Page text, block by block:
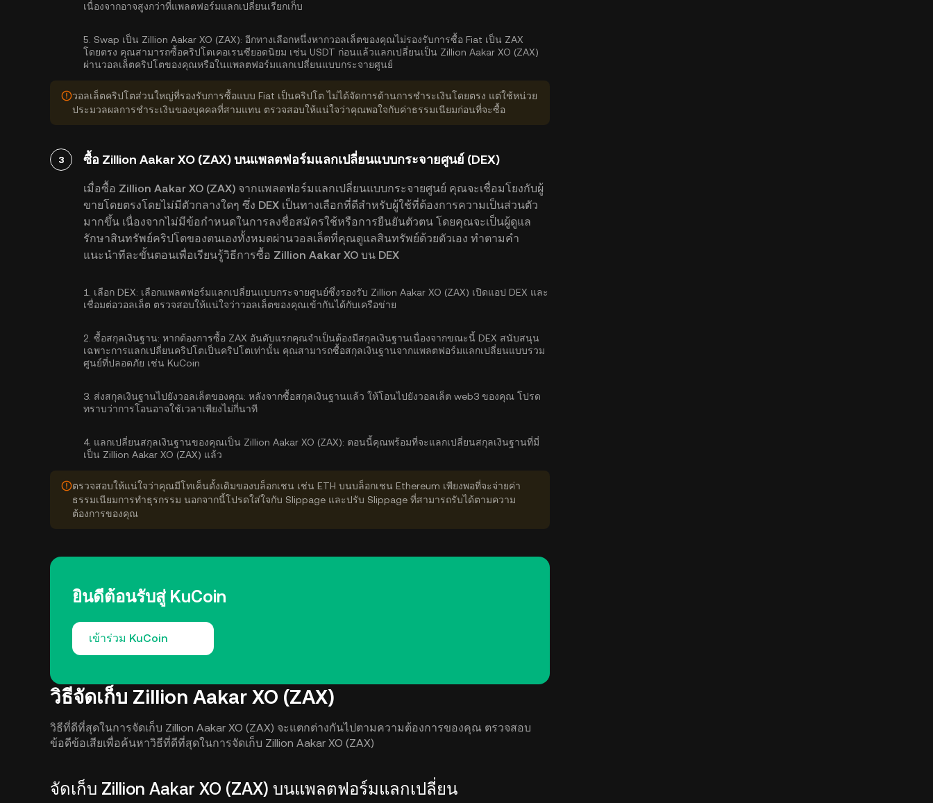
เนื่องจากอาจสูงกว่าที่แพลตฟอร์มแลกเปลี่ยนเรียกเก็บ
5. Swap เป็น Zillion Aakar XO (ZAX): อีกทางเลือกหนึ่งหากวอลเล็ตของคุณไม่รองรับการซื้อ Fiat เป็น ZAX
โดยตรง คุณสามารถซื้อคริปโตเคอเรนซียอดนิยม เช่น USDT ก่อนแล้วแลกเปลี่ยนเป็น Zillion Aakar XO (ZAX)
ผ่านวอลเล็ตคริปโตของคุณหรือในแพลตฟอร์มแลกเปลี่ยนแบบกระจายศูนย์
วอลเล็ตคริปโตส่วนใหญ่ที่รองรับการซื้อแบบ Fiat เป็นคริปโต ไม่ได้จัดการด้านการชำระเงินโดยตรง แต่ใช้หน่วย
ประมวลผลการชำระเงินของบุคคลที่สามแทน ตรวจสอบให้แน่ใจว่าคุณพอใจกับค่าธรรมเนียมก่อนที่จะซื้อ
3 ซื้อ Zillion Aakar XO (ZAX) บนแพลตฟอร์มแลกเปลี่ยนแบบกระจายศูนย์ (DEX)
เมื่อซื้อ Zillion Aakar XO (ZAX) จากแพลตฟอร์มแลกเปลี่ยนแบบกระจายศูนย์ คุณจะเชื่อมโยงกับผู้
ขายโดยตรงโดยไม่มีตัวกลางใดๆ ซึ่ง DEX เป็นทางเลือกที่ดีสำหรับผู้ใช้ที่ต้องการความเป็นส่วนตัว
มากขึ้น เนื่องจากไม่มีข้อกำหนดในการลงชื่อสมัครใช้หรือการยืนยันตัวตน โดยคุณจะเป็นผู้ดูแล
รักษาสินทรัพย์คริปโตของตนเองทั้งหมดผ่านวอลเล็ตที่คุณดูแลสินทรัพย์ด้วยตัวเอง ทำตามคำ
แนะนำทีละขั้นตอนเพื่อเรียนรู้วิธีการซื้อ Zillion Aakar XO บน DEX
1. เลือก DEX: เลือกแพลตฟอร์มแลกเปลี่ยนแบบกระจายศูนย์ซึ่งรองรับ Zillion Aakar XO (ZAX) เปิดแอป DEX และ
เชื่อมต่อวอลเล็ต ตรวจสอบให้แน่ใจว่าวอลเล็ตของคุณเข้ากันได้กับเครือข่าย
2. ซื้อสกุลเงินฐาน: หากต้องการซื้อ ZAX อันดับแรกคุณจำเป็นต้องมีสกุลเงินฐานเนื่องจากขณะนี้ DEX สนับสนุน
เฉพาะการแลกเปลี่ยนคริปโตเป็นคริปโตเท่านั้น คุณสามารถซื้อสกุลเงินฐานจากแพลตฟอร์มแลกเปลี่ยนแบบรวม
ศูนย์ที่ปลอดภัย เช่น KuCoin
3. ส่งสกุลเงินฐานไปยังวอลเล็ตของคุณ: หลังจากซื้อสกุลเงินฐานแล้ว ให้โอนไปยังวอลเล็ต web3 ของคุณ โปรด
ทราบว่าการโอนอาจใช้เวลาเพียงไม่กี่นาที
4. แลกเปลี่ยนสกุลเงินฐานของคุณเป็น Zillion Aakar XO (ZAX): ตอนนี้คุณพร้อมที่จะแลกเปลี่ยนสกุลเงินฐานที่มี่
เป็น Zillion Aakar XO (ZAX) แล้ว
ตรวจสอบให้แน่ใจว่าคุณมีโทเค็นดั้งเดิมของบล็อกเชน เช่น ETH บนบล็อกเชน Ethereum เพียงพอที่จะจ่ายค่า
ธรรมเนียมการทำธุรกรรม นอกจากนี้โปรดใส่ใจกับ Slippage และปรับ Slippage ที่สามารถรับได้ตามความ
ต้องการของคุณ
ยินดีต้อนรับสู่ KuCoin
เข้าร่วม KuCoin
วิธีจัดเก็บ Zillion Aakar XO (ZAX)
วิธีที่ดีที่สุดในการจัดเก็บ Zillion Aakar XO (ZAX) จะแตกต่างกันไปตามความต้องการของคุณ ตรวจสอบ
ข้อดีข้อเสียเพื่อค้นหาวิธีที่ดีที่สุดในการจัดเก็บ Zillion Aakar XO (ZAX)
จัดเก็บ Zillion Aakar XO (ZAX) บนแพลตฟอร์มแลกเปลี่ยน